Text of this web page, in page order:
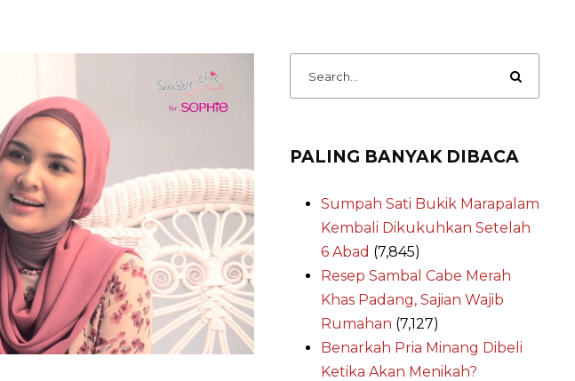
PALING BANYAK DIBACA
Sumpah Sati Bukik Marapalam
Kembali Dikukuhkan Setelah
6 Abad (7,845)
Resep Sambal Cabe Merah
Khas Padang, Sajian Wajib
Rumahan (7,127)
Benarkah Pria Minang Dibeli
Ketika Akan Menikah?